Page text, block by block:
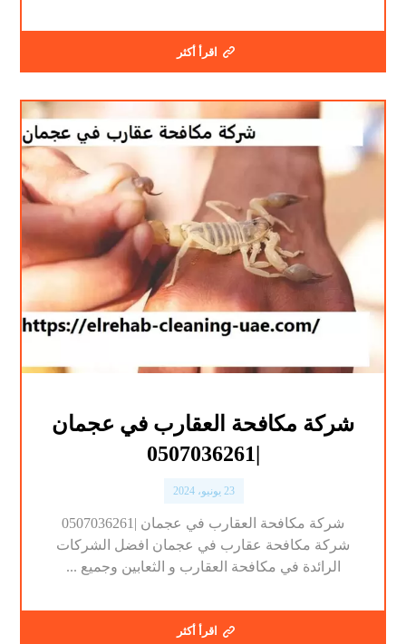
اقرأ أكثر
شركة مكافحة العقارب في عجمان
|0507036261
23 يونيو، 2024
شركة مكافحة العقارب في عجمان |0507036261
شركة مكافحة عقارب في عجمان افضل الشركات
الرائدة في مكافحة العقارب و الثعابين وجميع ...
اقرأ أكثر